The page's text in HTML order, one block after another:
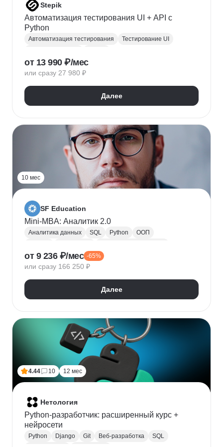
Stepik
Автоматизация тестирования UI + API с
Python
Автоматизация тестирования
Тестирование UI
Инженер по автоматизации тестирования
Тестирование
QA
HTTPX
Pydantic
от 13 990 ₽/мес
или сразу 27 980 ₽
Далее
10 мес
SF Education
Mini-MBA: Аналитик 2.0
Аналитика данных SQL Python
ООП
Язык R
Power BI Tableau
BPMN
NumPy Pandas
Финансовое моделирование
Юнит-экономика
Microsoft PowerPoint
от 9 236 ₽/мес -65%
или сразу 166 250 ₽
Далее
4.44 10 12 мес
Нетология
Python-разработчик: расширенный курс +
нейросети
Python Django Git Веб-разработка
SQL